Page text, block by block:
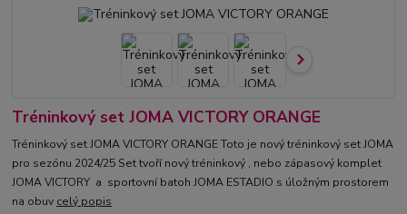
Tréninkový set JOMA VICTORY ORANGE
Tréninkový set JOMA VICTORY ORANGE Toto je nový tréninkový set JOMA
pro sezónu 2024/25 Set tvoří nový tréninkový , nebo zápasový komplet
JOMA VICTORY a sportovní batoh JOMA ESTADIO s úložným prostorem
na obuv celý popis